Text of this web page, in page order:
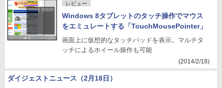
レビュー
Windows 8タブレットのタッチ操作でマウス
をエミュレートする「TouchMousePointer」
画面上に仮想的なタッチパッドを表示。マルチタ
ッチによるホイール操作も可能
(2014/2/18)
ダイジェストニュース（2月18日）